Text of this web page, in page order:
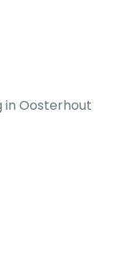
Oosterhout